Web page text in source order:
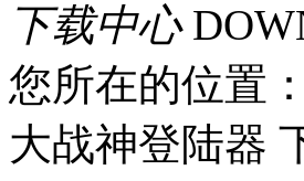
下载中心
您所在的位置
大战神登陆器